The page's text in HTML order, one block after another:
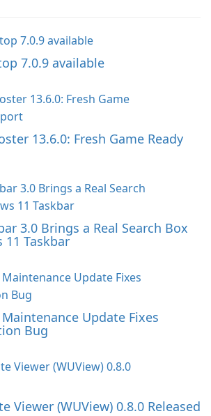
7.0.9 available
13.6.0: Fresh Game Ready
3.0 Brings a Real Search Box
Taskbar
Update Fixes
Bug
Viewer (WUView) 0.8.0 Released